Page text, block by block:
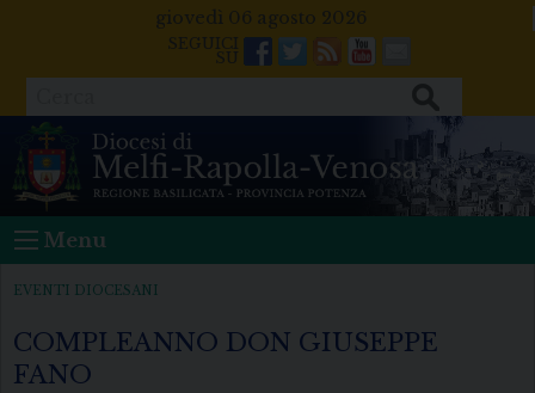
giovedì 06 agosto 2026
Facebook
Twitter
FeedsYoutube
Mail
Menu
EVENTI DIOCESANI
COMPLEANNO DON GIUSEPPE
FANO